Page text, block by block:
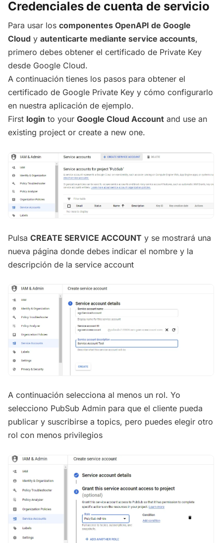
Credenciales de cuenta de servicio
Para usar los componentes OpenAPI de Google
Cloud y autenticarte mediante service accounts,
primero debes obtener el certificado de Private Key
desde Google Cloud.
A continuación tienes los pasos para obtener el
certificado de Google Private Key y cómo configurarlo
en nuestra aplicación de ejemplo.
First login to your Google Cloud Account and use an
existing project or create a new one.
Pulsa CREATE SERVICE ACCOUNT y se mostrará una
nueva página donde debes indicar el nombre y la
descripción de la service account
A continuación selecciona al menos un rol. Yo
selecciono PubSub Admin para que el cliente pueda
publicar y suscribirse a topics, pero puedes elegir otro
rol con menos privilegios